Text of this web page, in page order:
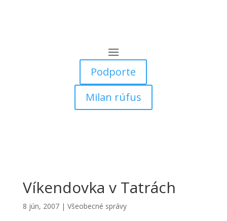
Podporte
Milan rúfus
Víkendovka v Tatrách
8 jún, 2007| Všeobecné správy